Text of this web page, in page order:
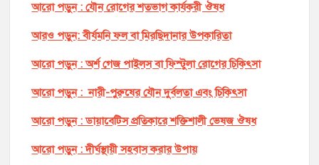
আরো পড়ুন : যৌন রোগের শতভাগ কার্যকরী ঔষধ
আরও পড়ুন: বীর্যমনি ফল বা মিরছিদানার উপকারিতা
আরো পড়ুন : অর্শ গেজ পাইলস বা ফিস্টুলা রোগের চিকিৎসা
আরো পড়ুন : নারী-পুরুষের যৌন দুর্বলতা এবং চিকিৎসা
আরো পড়ুন : ডায়াবেটিস প্রতিকারে শক্তিশালী ভেষজ ঔষধ
আরো পড়ুন : দীর্ঘস্থায়ী সহবাস করার উপায়